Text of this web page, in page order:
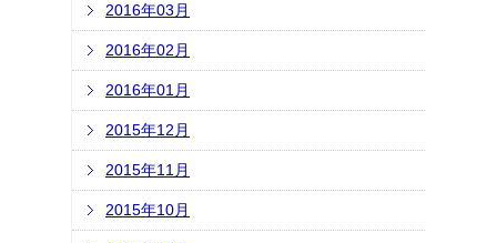
2016年03月
2016年02月
2016年01月
2015年12月
2015年11月
2015年10月